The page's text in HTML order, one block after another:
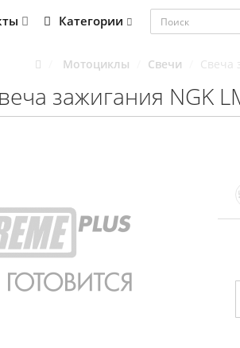
Категории
Мотоциклы Свечи Свеча
зажигания NGK